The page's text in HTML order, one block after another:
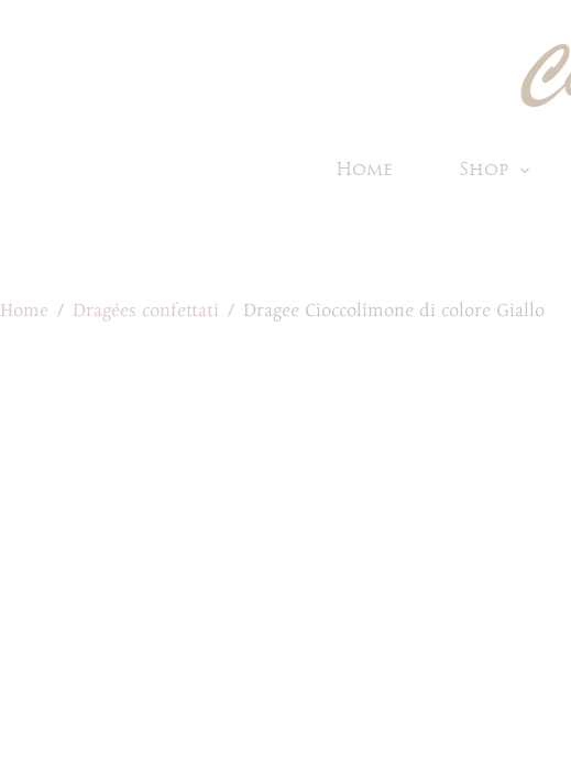
Home Shop
Home / Dragées confettati / Dragee Cioccolimone di colore Giallo